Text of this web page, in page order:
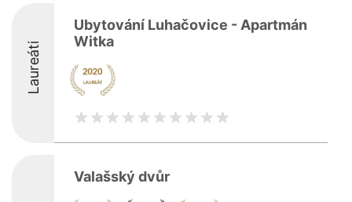
Laureáti
Ubytování Luhačovice - Apartmán
Witka
Valašský dvůr